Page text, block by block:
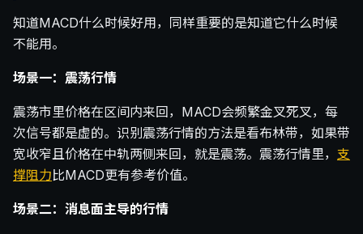
知道MACD什么时候好用，同样重要的是知道它什么时候
不能用。
场景一：震荡行情
震荡市里价格在区间内来回，MACD会频繁金叉死叉，每
次信号都是虚的。识别震荡行情的方法是看布林带，如果带
宽收窄且价格在中轨两侧来回，就是震荡。震荡行情里， 支
撑阻力比MACD更有参考价值。
场景二：消息面主导的行情